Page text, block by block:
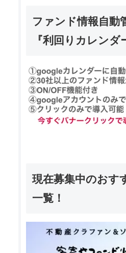
ファンド情報自動
『利回りカレンダ
現在募集中のおす
一覧！